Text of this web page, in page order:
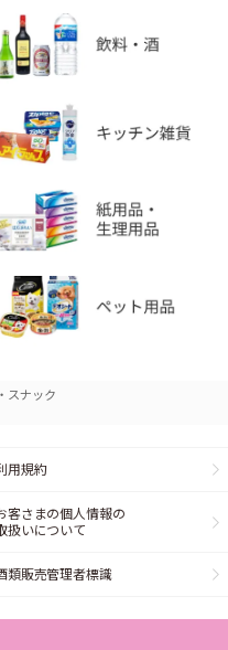
スナック
用規約
客さまの個人情報の
扱いについて
類販売管理者標識